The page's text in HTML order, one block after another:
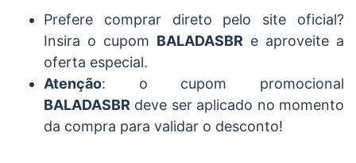
Prefere comprar direto pelo site oficial?
Insira o cupom BALADASBR e aproveite a
oferta especial.
Atenção: o cupom promocional
BALADASBR deve ser aplicado no momento
da compra para validar o desconto!